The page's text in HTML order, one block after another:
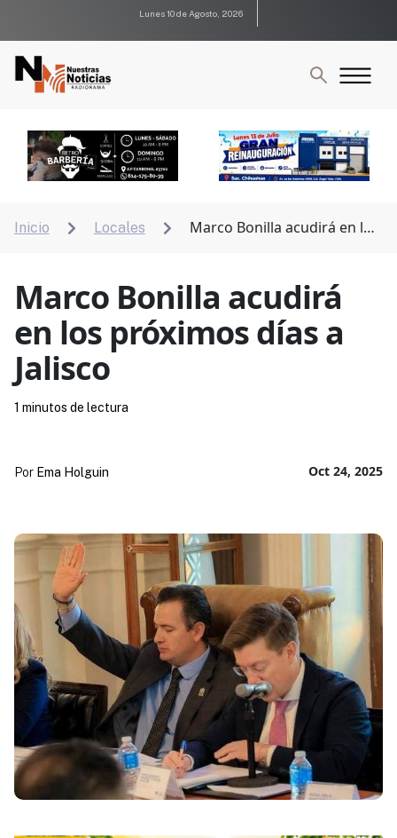
Lunes 10 de Agosto, 2026
Inicio  Locales 
Marco Bonilla acudirá en los
Marco Bonilla acudirá
en los próximos días a
Jalisco
Oct 24, 2025
Por Ema Holguin
1 minutos de lectura